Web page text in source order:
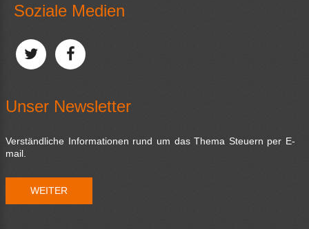
Soziale Medien
Unser Newsletter
Verständliche Informationen rund um das Thema Steuern per E-
mail.
WEITER